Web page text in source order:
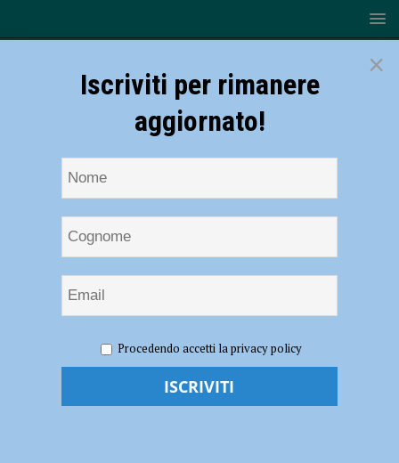
a lezione con “Due libri parlanti per l’UICI”
Al Liceo Respighi si va a lezione con “Due
×
Iscriviti per rimanere
aggiornato!
Procedendo accetti la privacy policy